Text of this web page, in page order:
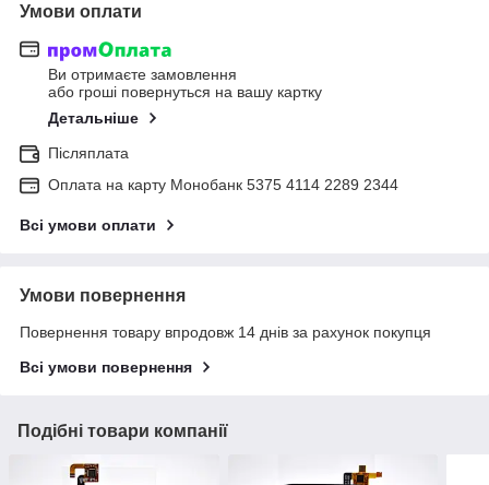
Умови оплати
Ви отримаєте замовлення
або гроші повернуться на вашу картку
Детальніше
Післяплата
Оплата на карту Монобанк 5375 4114 2289 2344
Всі умови оплати
Умови повернення
Повернення товару впродовж 14 днів за рахунок покупця
Всі умови повернення
Подібні товари компанії